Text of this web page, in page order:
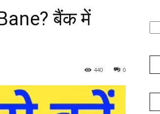
बैंक में
0
440